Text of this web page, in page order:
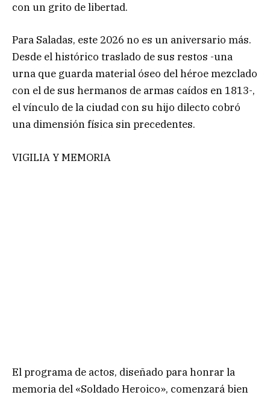
con un grito de libertad.
Para Saladas, este 2026 no es un aniversario más.
Desde el histórico traslado de sus restos -una
urna que guarda material óseo del héroe mezclado
con el de sus hermanos de armas caídos en 1813-,
el vínculo de la ciudad con su hijo dilecto cobró
una dimensión física sin precedentes.
VIGILIA Y MEMORIA
El programa de actos, diseñado para honrar la
memoria del «Soldado Heroico», comenzará bien